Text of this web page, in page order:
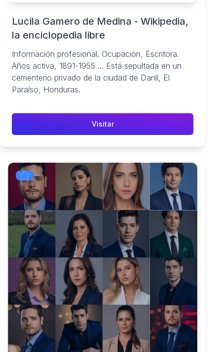
Lucila Gamero de Medina - Wikipedia,
la enciclopedia libre
Información profesional. Ocupación, Escritora.
Años activa, 1891-1955 ... Está sepultada en un
cementerio privado de la ciudad de Danlí, El
Paraíso, Honduras.
Visitar